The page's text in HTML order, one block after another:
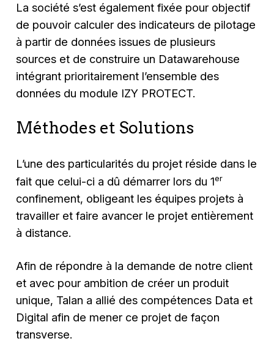
La société s’est également fixée pour objectif
de pouvoir calculer des indicateurs de pilotage
à partir de données issues de plusieurs
sources et de construire un Datawarehouse
intégrant prioritairement l’ensemble des
données du module IZY PROTECT.
Méthodes et Solutions
L’une des particularités du projet réside dans le
fait que celui-ci a dû démarrer lors du 1er
confinement, obligeant les équipes projets à
travailler et faire avancer le projet entièrement
à distance.
Afin de répondre à la demande de notre client
et avec pour ambition de créer un produit
unique, Talan a allié des compétences Data et
Digital afin de mener ce projet de façon
transverse.